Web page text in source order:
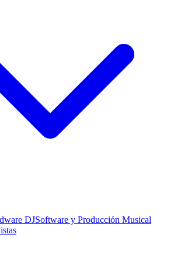
DJSoftware y Producción Musical